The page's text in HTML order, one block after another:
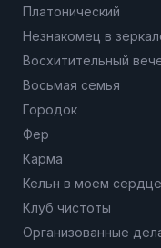
Платонический
Незнакомец в
Восхитительный
Восьмая семья
Городок
Фер
Карма
Кельн в моем сердце
Клуб чистоты
Организованные